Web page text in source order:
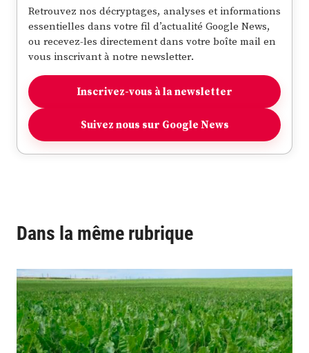
Retrouvez nos décryptages, analyses et informations
essentielles dans votre fil d’actualité Google News,
ou recevez-les directement dans votre boîte mail en
vous inscrivant à notre newsletter.
Inscrivez-vous à la newsletter
Suivez nous sur Google News
Dans la même rubrique